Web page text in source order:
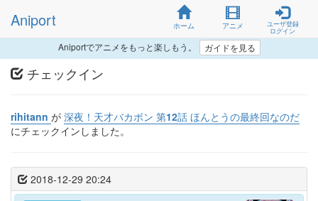
Aniport ホーム アニメ
ユーザ登録
ログイン
Aniportでアニメをもっと楽しもう。 ガイドを見る
チェックイン
rihitann が 深夜！天才バカボン 第12話 ほんとうの最終回なのだ
にチェックインしました。
2018-12-29 20:24